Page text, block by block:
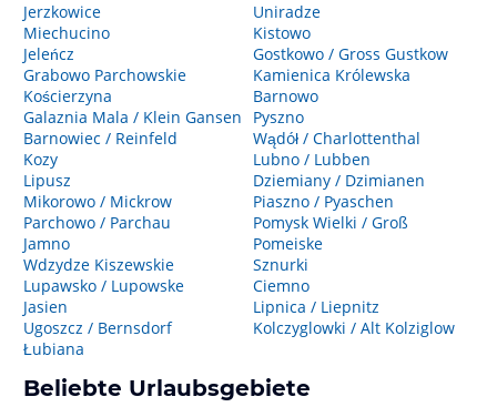
Jerzkowice
Miechucino
Jeleńcz
Grabowo Parchowskie
Kościerzyna
Galaznia Mala / Klein Gansen
Barnowiec / Reinfeld
Kozy
Lipusz
Mikorowo / Mickrow
Parchowo / Parchau
Jamno
Wdzydze Kiszewskie
Lupawsko / Lupowske
Jasien
Ugoszcz / Bernsdorf
Łubiana
Uniradze
Kistowo
Gostkowo / Gross Gustkow
Kamienica Królewska
Barnowo
Pyszno
Wądół / Charlottenthal
Lubno / Lubben
Dziemiany / Dzimianen
Piaszno / Pyaschen
Pomysk Wielki / Groß
Pomeiske
Sznurki
Ciemno
Lipnica / Liepnitz
Kolczyglowki / Alt Kolziglow
Beliebte Urlaubsgebiete